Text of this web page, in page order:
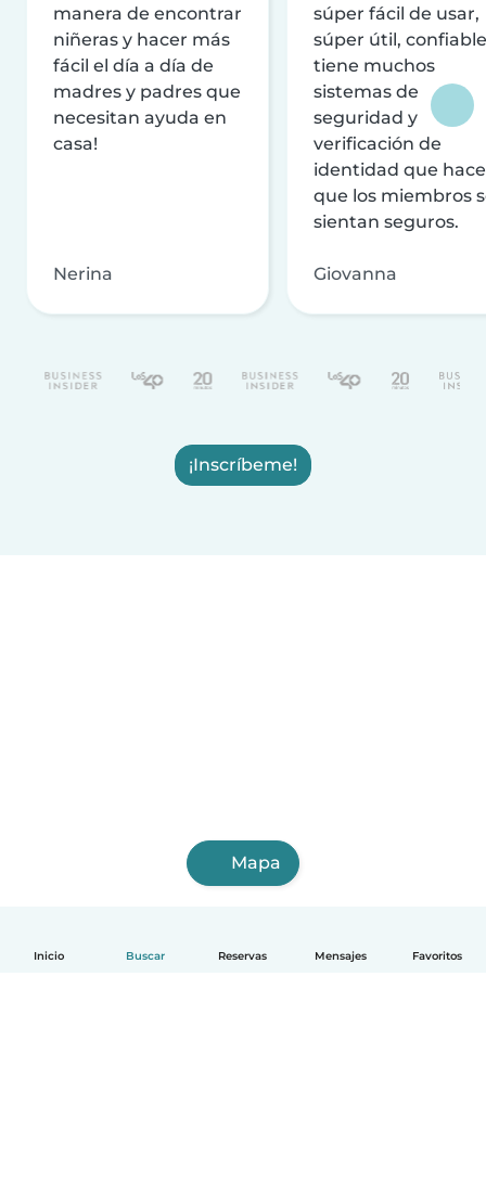
Inicio Buscar Reservas Mensajes Favoritos
manera de encontrar
niñeras y hacer más
fácil el día a día de
madres y padres que
necesitan ayuda en
casa!
Nerina
súper fácil de usar,
súper útil,
tiene muchos
sistemas de
seguridad y
verificación de
identidad que
que los miembros
sientan seguros.
Giovanna
¡Inscríbeme!
Mapa